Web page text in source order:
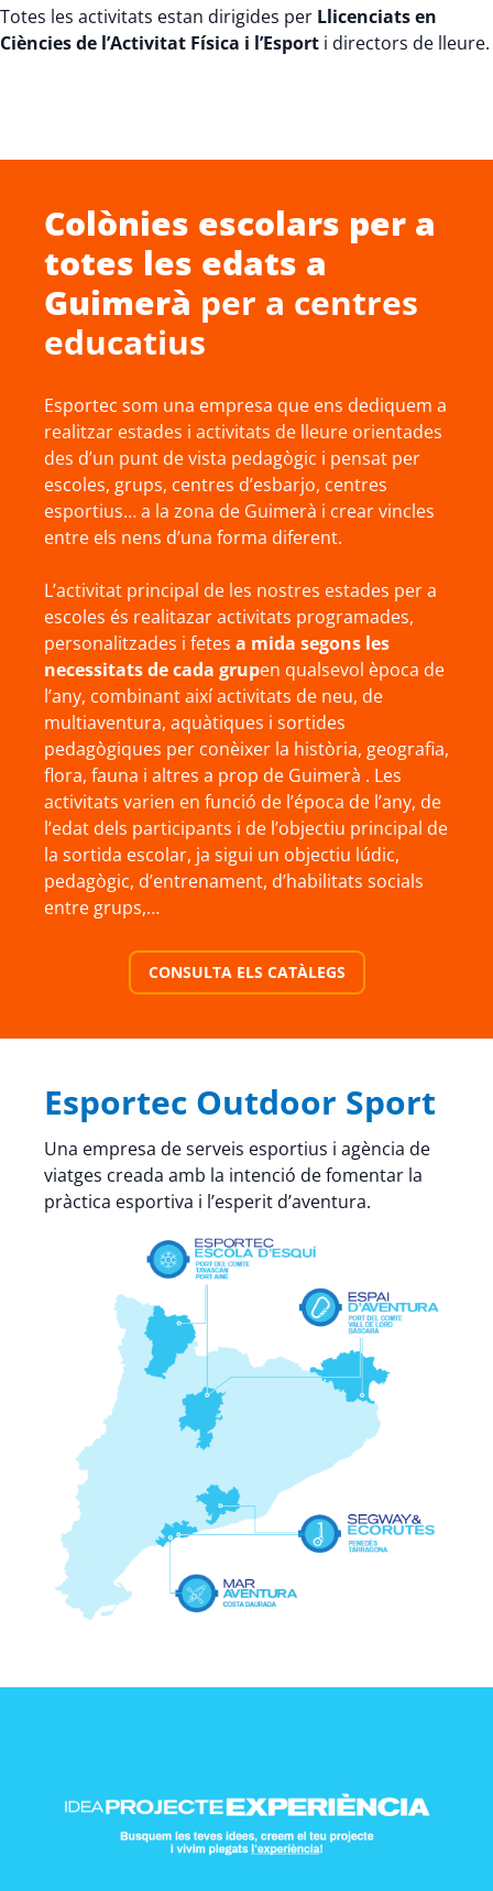
Totes les activitats estan dirigides per Llicenciats en
Ciències de l’Activitat Física i l’Esport i directors de lleure.
Colònies escolars per a
totes les edats a
Guimerà per a centres
educatius
Esportec som una empresa que ens dediquem a
realitzar estades i activitats de lleure orientades
des d’un punt de vista pedagògic i pensat per
escoles, grups, centres d’esbarjo, centres
esportius… a la zona de Guimerà i crear vincles
entre els nens d’una forma diferent.
L’activitat principal de les nostres estades per a
escoles és realitazar activitats programades,
personalitzades i fetes a mida segons les
necessitats de cada grupen qualsevol època de
l’any, combinant així activitats de neu, de
multiaventura, aquàtiques i sortides
pedagògiques per conèixer la història, geografia,
flora, fauna i altres a prop de Guimerà . Les
activitats varien en funció de l’época de l’any, de
l’edat dels participants i de l’objectiu principal de
la sortida escolar, ja sigui un objectiu lúdic,
pedagògic, d’entrenament, d’habilitats socials
entre grups,…
CONSULTA ELS CATÀLEGS
Esportec Outdoor Sport
Una empresa de serveis esportius i agència de
viatges creada amb la intenció de fomentar la
pràctica esportiva i l’esperit d’aventura.